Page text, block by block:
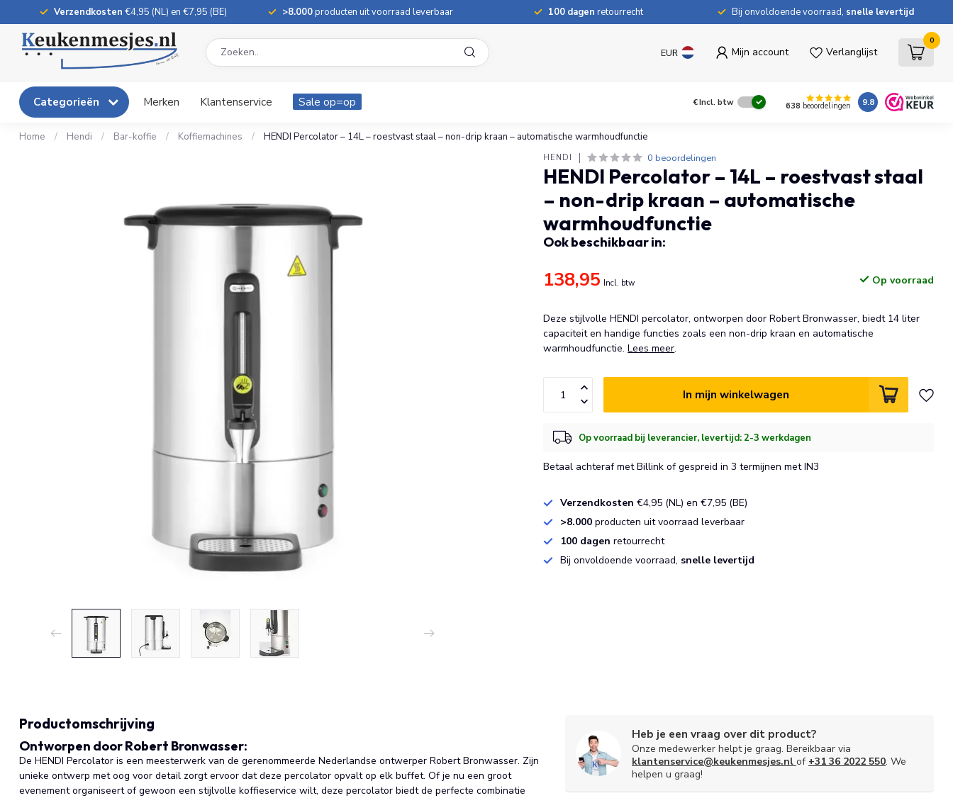
Verzendkosten €4,95 (NL) en €7,95 (BE) >8.000producten uit voorraad leverbaar 100 dagen retourrecht Bij onvoldoende voorraad, snelle levertijd
EUR Mijn account Verlanglijst
0
Categorieën Merken Klantenservice Sale op=op €Incl. btw 638 beoordelingen 9.8
Home / Hendi / Bar-koffie / Koffiemachines / HENDI Percolator – 14L – roestvast staal – non-drip kraan – automatische warmhoudfunctie
HENDI 0 beoordelingen
HENDI Percolator – 14L – roestvast staal
– non-drip kraan – automatische
warmhoudfunctie
Ook beschikbaar in:
138,95 Incl. btw Op voorraad
Deze stijlvolle HENDI percolator, ontworpen door Robert Bronwasser, biedt 14 liter
capaciteit en handige functies zoals een non-drip kraan en automatische
warmhoudfunctie.Lees meer.
In mijn winkelwagen
Op voorraad bij leverancier, levertijd: 2-3 werkdagen
Betaal achteraf met Billink of gespreid in 3 termijnen met IN3
Verzendkosten €4,95 (NL) en €7,95 (BE)
>8.000 producten uit voorraad leverbaar
100 dagenretourrecht
Bij onvoldoende voorraad, snelle levertijd
Productomschrijving
Ontworpen door Robert Bronwasser:
De HENDI Percolator is een meesterwerk van de gerenommeerde Nederlandse ontwerper Robert Bronwasser. Zijn
unieke ontwerp met oog voor detail zorgt ervoor dat deze percolator opvalt op elk buffet. Of je nu een groot
evenement organiseert of gewoon een stijlvolle koffieservice wilt, deze percolator biedt de perfecte combinatie
Heb je een vraag over dit product?
Onze medewerker helpt je graag. Bereikbaar via
klantenservice@keukenmesjes.nl of +31 36 2022 550. We
helpen u graag!